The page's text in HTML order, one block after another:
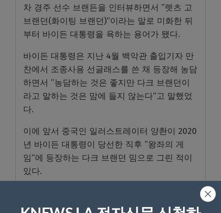
차 경주 선수 브랜든을 인터뷰하면서 ”렛츠 고
브랜던(화이팅 브랜던)“이라는 말로 미화한 뒤
부터 바이든 대통령을 욕하는 용어가 됐다.
바이든 대통령은 지난 4월 백악관 출입기자 만
찬에서 조종사용 선글래스를 쓴 채 등장해 농담
하면서 ”농담하는 것은 좋지만 다크 브랜던이
라고 말하는 것은 맘에 들지 않는다“고 말했었
다.
이에 앞서 중국인 일러스트레이터 양촨이 2020
년 바이든 대통령이 당선한 직후 ”왕좌의 게
임“에 등장하는 다크 브랜던 밈으로 그린 적이
있다.